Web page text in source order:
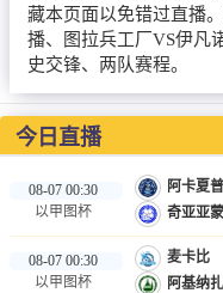
英超资讯
体育词条
藏本页面以免错过直播
播、图拉兵工厂VS伊凡
史交锋、两队赛程。
今日直播
08-07 00:30
以甲图杯
阿卡夏
奇亚亚
08-07 00:30
以甲图杯
麦卡比
阿基纳